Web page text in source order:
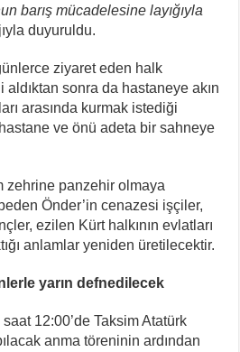
barış mücadelesine layığıyla
duyuruldu.
ziyaret eden halk
sonra da hastaneye akın
arasında kurmak istediği
ve önü adeta bir sahneye
zehrine panzehir olmaya
Önder’in cenazesi işçiler,
ezilen Kürt halkının evlatları
anlamlar yeniden üretilecektir.
yarın defnedilecek
saat 12:00’de Taksim Atatürk
anma töreninin ardından